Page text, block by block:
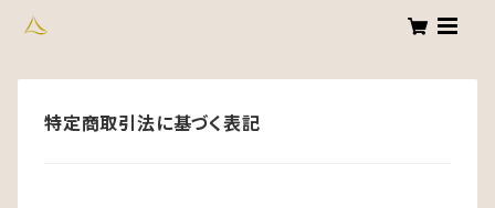
特定商取引法に基づく表記